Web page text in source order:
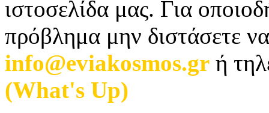
ιστοσελίδα μας. Για
πρόβλημα μην διστάσετε
info@eviakosmos.gr ή
(What's Up)